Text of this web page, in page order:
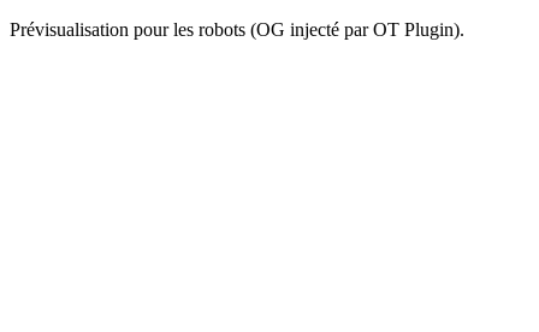
Prévisualisation pour les robots (OG injecté par OT Plugin).